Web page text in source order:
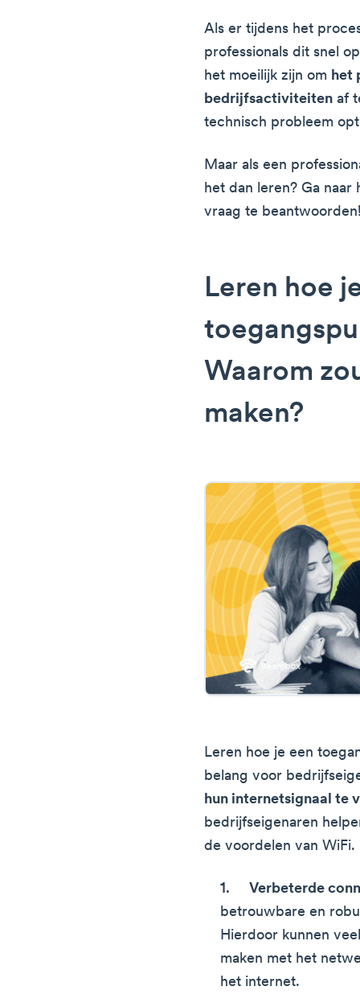
Als er tijdens het
professionals dit snel
het moeilijk zijn om het
bedrijfsactiviteiten af
technisch probleem
Maar als een
het dan leren? Ga
vraag te
Leren hoe
Waarom
maken?
Leren hoe je een
belang voor
hun internetsignaal te
bedrijfseigenaren
de voordelen van
Verbeterde
betrouwbare en
Hierdoor kunnen
maken met het
het internet.